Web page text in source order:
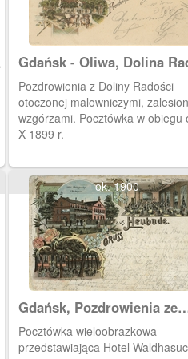
Gdańsk - Oliwa, Dolina
(Freudental)
Pozdrowienia z Doliny Radości
otoczonej malowniczymi,
wzgórzami. Pocztówka w obiegu
X 1899 r.
ok. 1900
Gdańsk, Pozdrowienia ze
Stogów
Pocztówka wieloobrazkowa
przedstawiająca Hotel